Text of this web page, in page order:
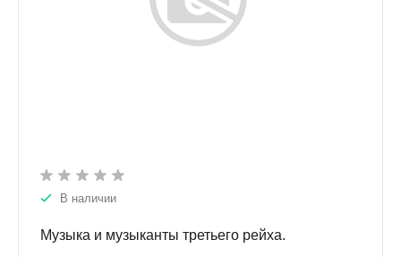
В наличии
Музыка и музыканты третьего рейха.